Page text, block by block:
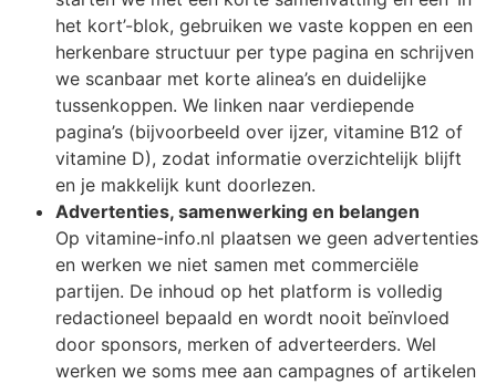
het kort’-blok, gebruiken we vaste koppen en een
herkenbare structuur per type pagina en schrijven
we scanbaar met korte alinea’s en duidelijke
tussenkoppen. We linken naar verdiepende
pagina’s (bijvoorbeeld over ijzer, vitamine B12 of
vitamine D), zodat informatie overzichtelijk blijft
en je makkelijk kunt doorlezen.
Advertenties, samenwerking en belangen
Op vitamine-info.nl plaatsen we geen advertenties
en werken we niet samen met commerciële
partijen. De inhoud op het platform is volledig
redactioneel bepaald en wordt nooit beïnvloed
door sponsors, merken of adverteerders. Wel
werken we soms mee aan campagnes of artikelen